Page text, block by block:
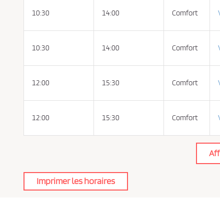
e
n
e
e
l
o
t
q
u
d
i
d
10:30 14:00 Comfort
10:30 14:00 Comfort
12:00 15:30 Comfort
12:00 15:30 Comfort
Imprimer les horaires